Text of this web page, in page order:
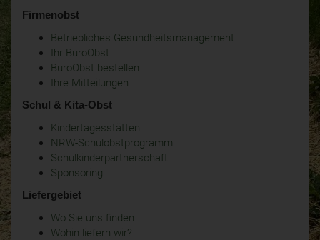
Firmenobst
Betriebliches Gesundheitsmanagement
Ihr BüroObst
BüroObst bestellen
Ihre Mitteilungen
Schul & Kita-Obst
Kindertagesstätten
NRW-Schulobstprogramm
Schulkinderpartnerschaft
Sponsoring
Liefergebiet
Wo Sie uns finden
Wohin liefern wir?